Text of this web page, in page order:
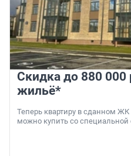
Скидка до 880 000
жильё*
Теперь квартиру в сданном
можно купить со специальной